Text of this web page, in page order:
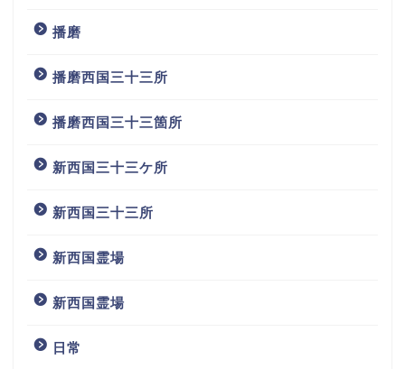
播磨
播磨西国三十三所
播磨西国三十三箇所
新西国三十三ケ所
新西国三十三所
新西国霊場
新西国霊場
日常